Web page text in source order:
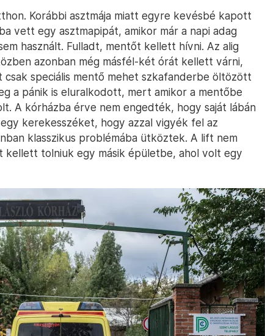
Korábbi asztmája miatt egyre kevésbé kapott
vett egy asztmapipát, amikor már a napi adag
használt. Fulladt, mentőt kellett hívni. Az alig
azonban még másfél-két órát kellett várni,
speciális mentő mehet szkafanderbe öltözött
a pánik is eluralkodott, mert amikor a mentőbe
A kórházba érve nem engedték, hogy saját lábán
kerekesszéket, hogy azzal vigyék fel az
klasszikus problémába ütköztek. A lift nem
kellett tolniuk egy másik épületbe, ahol volt egy